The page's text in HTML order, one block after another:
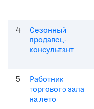
4
Сезонный
продавец-
консультант
5
Работник
торгового зала
на лето